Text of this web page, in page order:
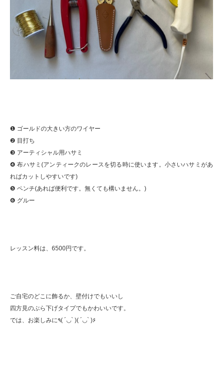
❶ ゴールドの大きい方のワイヤー
❷ 目打ち
❸ アーティシャル用ハサミ
❹ 布ハサミ(アンティークのレースを切る時に使います。小さいハサミがあ
ればカットしやすいです)
❺ ペンチ(あれば便利です。無くても構いません。)
❻ グルー
レッスン料は、6500円です。
ご自宅のどこに飾るか、壁付けでもいいし
四方見のぶら下げタイプでもかわいいです。
では、お楽しみに٩( ´◡` )( ´◡` )۶